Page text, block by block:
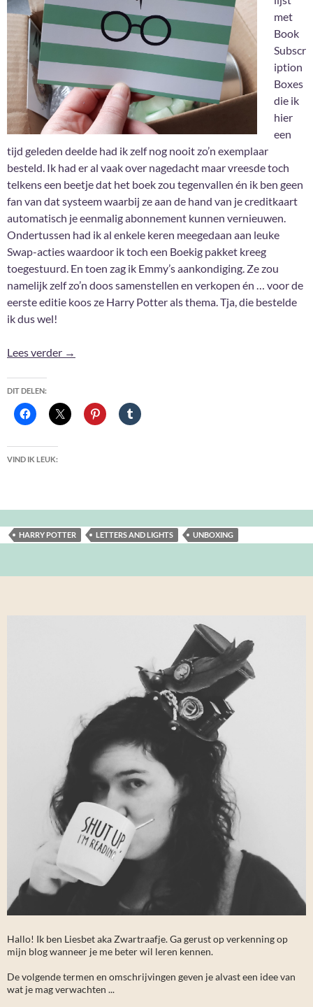
met
Book
Subscr
iption
Boxes
die ik
hier
een
tijd geleden deelde had ik zelf nog nooit zo’n exemplaar
besteld. Ik had er al vaak over nagedacht maar vreesde toch
telkens een beetje dat het boek zou tegenvallen én ik ben geen
fan van dat systeem waarbij ze aan de hand van je creditkaart
automatisch je eenmalig abonnement kunnen vernieuwen.
Ondertussen had ik al enkele keren meegedaan aan leuke
Swap-acties waardoor ik toch een Boekig pakket kreeg
toegestuurd. En toen zag ik Emmy’s aankondiging. Ze zou
namelijk zelf zo’n doos samenstellen en verkopen én … voor de
eerste editie koos ze Harry Potter als thema. Tja, die bestelde
ik dus wel!
Lees verder Unboxing: Magic is Might
→
DIT DELEN:
VIND IK LEUK:
HARRY POTTER LETTERS AND LIGHTS UNBOXING
Hallo! Ik ben Liesbet aka Zwartraafje. Ga gerust op verkenning op
mijn blog wanneer je me beter wil leren kennen.
De volgende termen en omschrijvingen geven je alvast een idee van
wat je mag verwachten ...